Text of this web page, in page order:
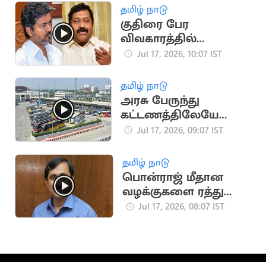
தமிழ் நாடு
குதிரை பேர
விவகாரத்தில்
முதல்வர் விஜய்தான்
இன்பதுரை
Jul 17, 2026, 10:07 IST
தமிழ் நாடு
அரசு பேருந்து
கட்டணத்திலேயே
ஆம்னி பேருந்துகள்
Jul 17, 2026, 09:07 IST
தமிழ் நாடு
பொன்ராஜ் மீதான
வழக்குகளை ரத்து
செய்ய உயர்நீதிமன்றம்
Jul 17, 2026, 08:07 IST